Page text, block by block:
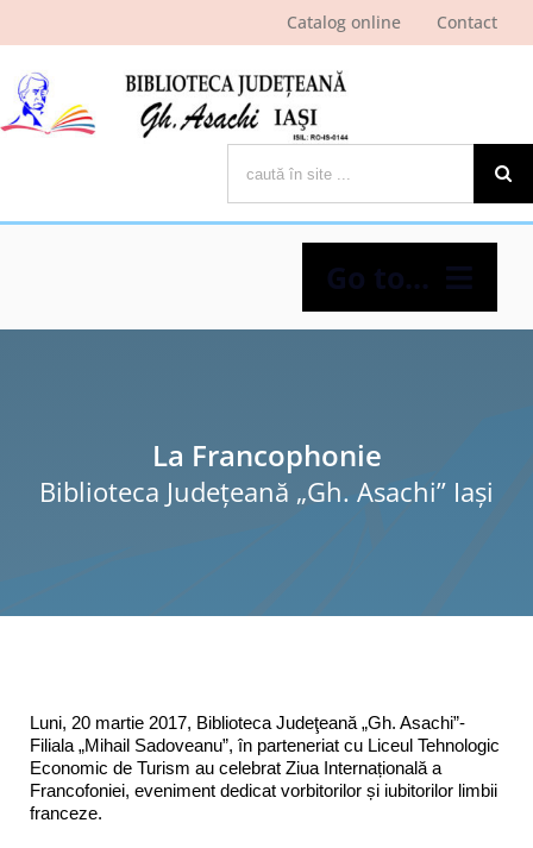
Catalog online Contact
Go to...
Ştiri şi evenimente
La Francophonie
Biblioteca Judeţeană „Gh. Asachi” Iaşi
Luni, 20 martie 2017, Biblioteca Judeţeană „Gh. Asachi”-
Filiala „Mihail Sadoveanu”, în parteneriat cu Liceul Tehnologic
Economic de Turism au celebrat Ziua Internațională a
Francofoniei, eveniment dedicat vorbitorilor și iubitorilor limbii
franceze.